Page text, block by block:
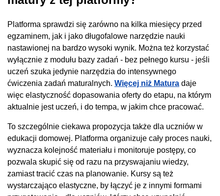
Platforma sprawdzi się zarówno na kilka miesięcy przed
egzaminem, jak i jako długofalowe narzędzie nauki
nastawionej na bardzo wysoki wynik. Można też korzystać
wyłącznie z modułu bazy zadań - bez pełnego kursu - jeśli
uczeń szuka jedynie narzędzia do intensywnego
ćwiczenia zadań maturalnych. Więcej niż Matura daje
więc elastyczność dopasowania oferty do etapu, na którym
aktualnie jest uczeń, i do tempa, w jakim chce pracować.
To szczególnie ciekawa propozycja także dla uczniów w
edukacji domowej. Platforma organizuje cały proces nauki,
wyznacza kolejność materiału i monitoruje postępy, co
pozwala skupić się od razu na przyswajaniu wiedzy,
zamiast tracić czas na planowanie. Kursy są też
wystarczająco elastyczne, by łączyć je z innymi formami